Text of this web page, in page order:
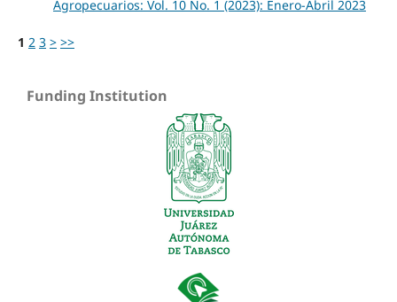
Agropecuarios: Vol. 10 No. 1 (2023): Enero-Abril 2023
1 2 3 > >>
Funding Institution